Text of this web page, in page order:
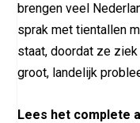
brengen veel
sprak met tientallen
staat, doordat ze
groot, landelijk
Lees het complete